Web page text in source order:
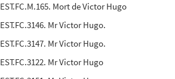
EST.FC.M.165. Mort de Victor Hugo
EST.FC.3146. Mr Victor Hugo.
EST.FC.3147. Mr Victor Hugo.
EST.FC.3122. Mr Victor Hugo